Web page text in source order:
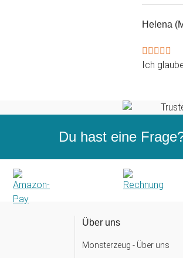
Helena
Ich
Du hast eine
Über uns
Monsterzeug - Über uns